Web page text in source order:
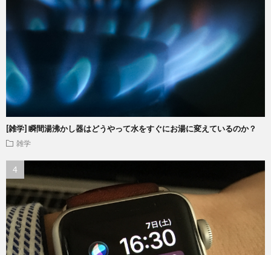
[雑学] 瞬間湯沸かし器はどうやって水をすぐにお湯に変えているのか？
雑学